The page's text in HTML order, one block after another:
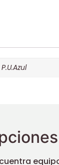
P.U.Azul